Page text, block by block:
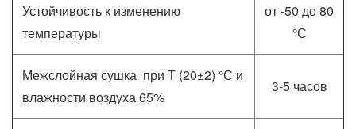
Устойчивость к изменению
температуры
от -50 до 80
°С
Межслойная сушка при Т (20±2) °С и
влажности воздуха 65%
3-5 часов